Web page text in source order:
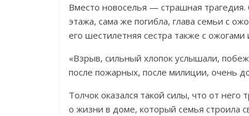
Вместо новоселья — страшная трагедия.
этажа, сама же погибла, глава семьи с
его шестилетняя сестра также с
«Взрыв, сильный хлопок услышали,
после пожарных, после милиции, очень
Толчок оказался такой силы, что от
о жизни в доме, который семья строила